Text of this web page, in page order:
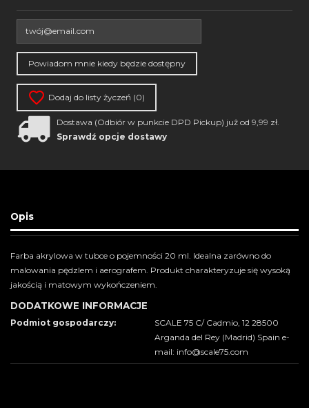
Dodaj do listy życzeń (0)
Dostawa (Odbiór w punkcie DPD Pickup) już od 9,99 zł.
Sprawdź opcje dostawy
Opis
Farba akrylowa w tubce o pojemności 20 ml. Idealna zarówno do
malowania pędzlem i aerografem. Produkt charakteryzuje się wysoką
jakością i matowym wykończeniem.
DODATKOWE INFORMACJE
Podmiot gospodarczy:
SCALE 75 C/ Cadmio, 12 28500
Arganda del Rey (Madrid) Spain e-
mail: info@scale75.com